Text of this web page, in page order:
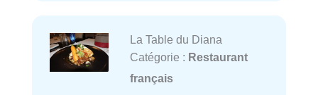
La Table du Diana
Catégorie : Restaurant
français